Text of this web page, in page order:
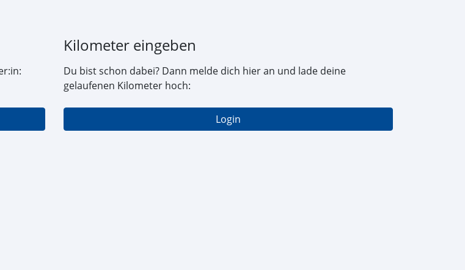
Kilometer eingeben
Du bist schon dabei? Dann melde dich hier an und lade deine
gelaufenen Kilometer hoch:
Login